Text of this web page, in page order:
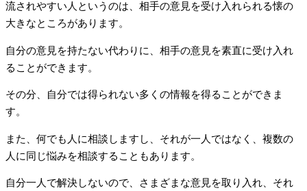
流されやすい人というのは、相手の意見を受け入れられる懐の
大きなところがあります。
自分の意見を持たない代わりに、相手の意見を素直に受け入れ
ることができます。
その分、自分では得られない多くの情報を得ることができま
す。
また、何でも人に相談しますし、それが一人ではなく、複数の
人に同じ悩みを相談することもあります。
自分一人で解決しないので、さまざまな意見を取り入れ、それ